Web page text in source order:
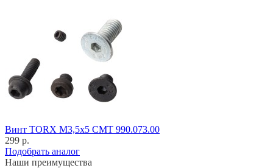
Винт TORX M3,5x5 CMT 990.073.00
299 р.
Подобрать аналог
Наши преимущества